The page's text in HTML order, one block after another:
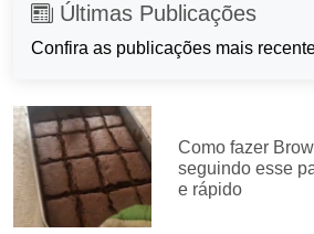
Últimas Publicações
Confira as publicações mais
Como fazer
seguindo esse
e rápido